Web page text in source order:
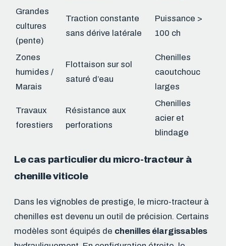
Grandes
cultures
(pente)
Traction constante
sans dérive latérale
Puissance >
100 ch
Zones
humides /
Marais
Flottaison sur sol
saturé d’eau
Chenilles
caoutchouc
larges
Travaux
forestiers
Résistance aux
perforations
Chenilles
acier et
blindage
Le cas particulier du micro-tracteur à
chenille viticole
Dans les vignobles de prestige, le micro-tracteur à
chenilles est devenu un outil de précision. Certains
modèles sont équipés de chenilles élargissables